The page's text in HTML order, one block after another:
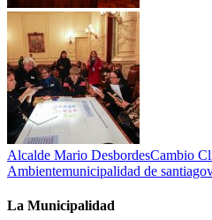
Alcalde Mario DesbordesCambio
Ambientemunicipalidad de santiago
La Municipalidad